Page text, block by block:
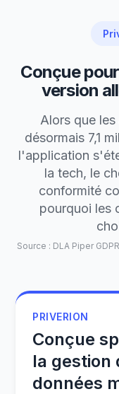
Conçue
version
Alors que
désormais 7,1
l'application
la tech, le
conformité
pourquoi les
Source : DLA Piper
PRIVERION
Conçue
la gestion
données